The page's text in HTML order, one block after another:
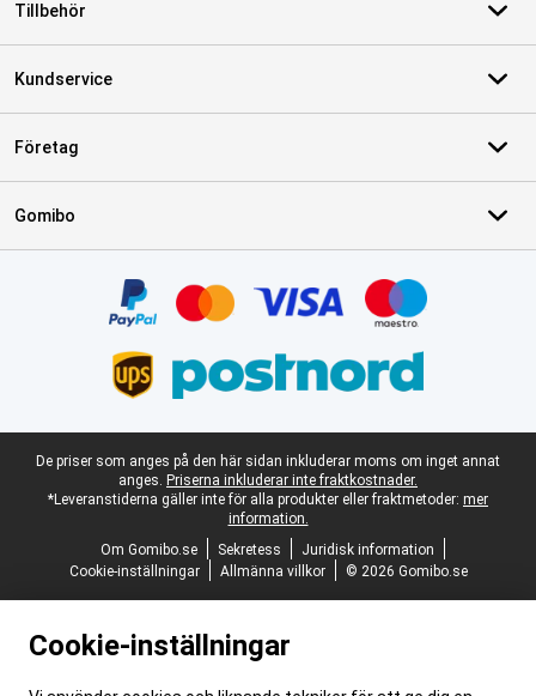
Tillbehör
Kundservice
Företag
Gomibo
Juridisk fotnot
De priser som anges på den här sidan inkluderar moms om inget annat
anges. Priserna inkluderar inte fraktkostnader.
*Leveranstiderna gäller inte för alla produkter eller fraktmetoder: mer
information.
Om Gomibo.se
Sekretess
Juridisk information
Cookie-inställningar
Allmänna villkor © 2026 Gomibo.se
Cookie-inställningar